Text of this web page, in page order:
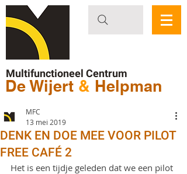
Multifunctioneel Centrum
De Wijert & Helpman
DENK EN DOE MEE VOOR PILOT
FREE CAFÉ 2
MFC
13 mei 2019
Het is een tijdje geleden dat we een pilot